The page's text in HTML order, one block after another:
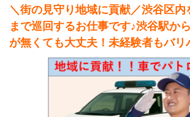
＼街の見守り地域に貢献／渋谷区内
まで巡回するお仕事です♪渋谷駅か
が無くても大丈夫！未経験者もバ